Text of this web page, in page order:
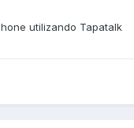
utilizando Tapatalk